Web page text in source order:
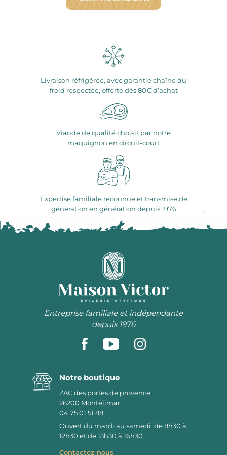
Livraison réfrigérée, avec garantie chaîne du
froid respectée, offerte dès 80€ d’achat
Viande de qualité choisit par notre
maquignon en circuit-court
Expertise familiale reconnue et transmise de
génération en génération depuis 1976
ÉPICERIE ATYPIQUE
Entreprise familiale et indépendante
depuis 1976
Notre boutique
ZAC des portes de provence
26200 Montélimar
04 75 01 51 88
Ouvert du mardi au samedi, de 8h30 à
12h30 et de 13h30 à 16h30
Contactez-nous